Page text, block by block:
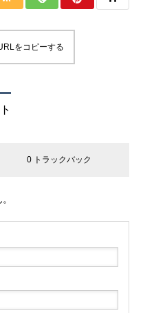
をコピーする
0 トラックバック